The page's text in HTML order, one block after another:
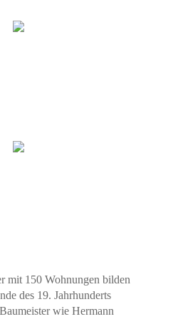
mit 150 Wohnungen bilden
des 19. Jahrhunderts
wie Hermann